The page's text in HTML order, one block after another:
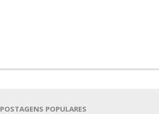
POSTAGENS POPULARES